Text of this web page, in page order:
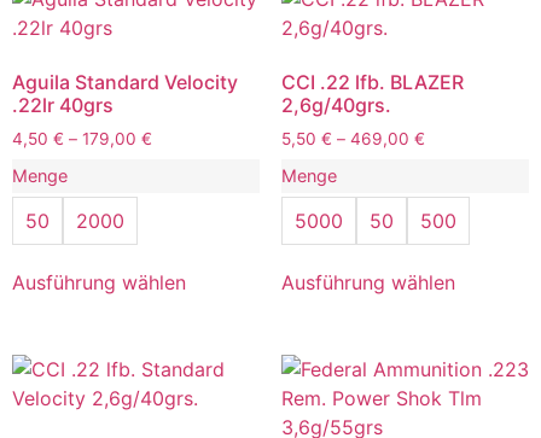
Aguila Standard Velocity
.22lr 40grs
4,50 € – 179,00 €
Menge
50 2000
Ausführung wählen
CCI .22 lfb. BLAZER
2,6g/40grs.
5,50 € – 469,00 €
Menge
5000 50 500
Ausführung wählen